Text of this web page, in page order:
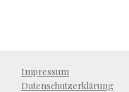
Impressum
Datenschutzerklärung